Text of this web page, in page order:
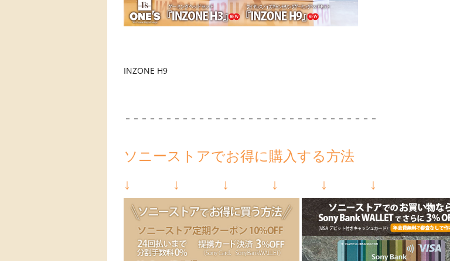
INZONE H9
－－－－－－－－－－－－－－－－－－－－－－－－－－－－－－－
ソニーストアでお得に購入する方法
↓ ↓ ↓ ↓ ↓ ↓